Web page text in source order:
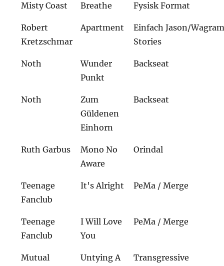
Misty Coast Breathe Fysisk Format
Robert
Kretzschmar
Apartment
Einfach Jason/
Stories
Noth
Wunder
Punkt
Backseat
Noth
Zum
Güldenen
Einhorn
Backseat
Ruth Garbus
Mono No
Aware
Orindal
Teenage
Fanclub
It's Alright PeMa / Merge
Teenage
Fanclub
I Will Love
You
PeMa / Merge
Mutual
Untying A
Transgressive